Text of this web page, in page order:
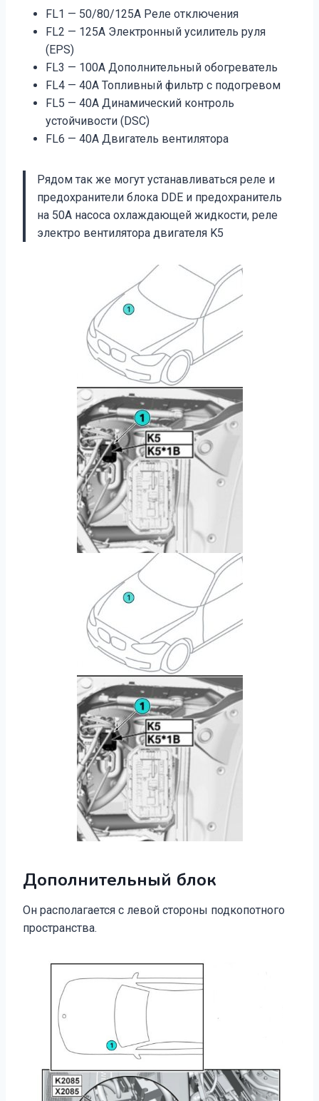
FL1 — 50/80/125A Реле отключения
FL2 — 125A Электронный усилитель руля
(EPS)
FL3 — 100A Дополнительный обогреватель
FL4 — 40A Топливный фильтр с подогревом
FL5 — 40A Динамический контроль
устойчивости (DSC)
FL6 — 40A Двигатель вентилятора
Рядом так же могут устанавливаться реле и
предохранители блока DDE и предохранитель
на 50А насоса охлаждающей жидкости, реле
электро вентилятора двигателя K5
Дополнительный блок
Он располагается с левой стороны подкопотного
пространства.